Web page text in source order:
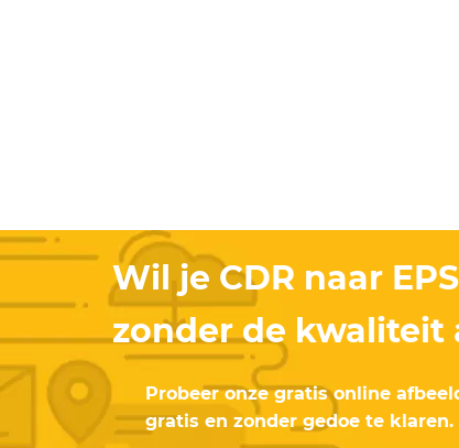
Wil je CDR naar
zonder de kwaliteit
Probeer onze gratis online
gratis en zonder gedoe te klaren.